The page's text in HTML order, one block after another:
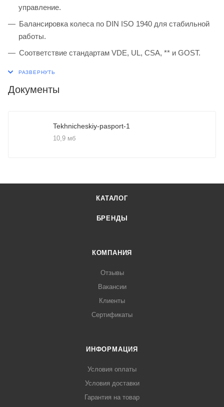
управление.
Балансировка колеса по DIN ISO 1940 для стабильной
работы.
Соответствие стандартам VDE, UL, CSA, ** и GOST.
Документы
Tekhnicheskiy-pasport-1
10,9 мб
КАТАЛОГ
БРЕНДЫ
КОМПАНИЯ
Отзывы
Вакансии
Клиенты
Сертификаты
ИНФОРМАЦИЯ
Условия оплаты
Условия доставки
Гарантия на товар